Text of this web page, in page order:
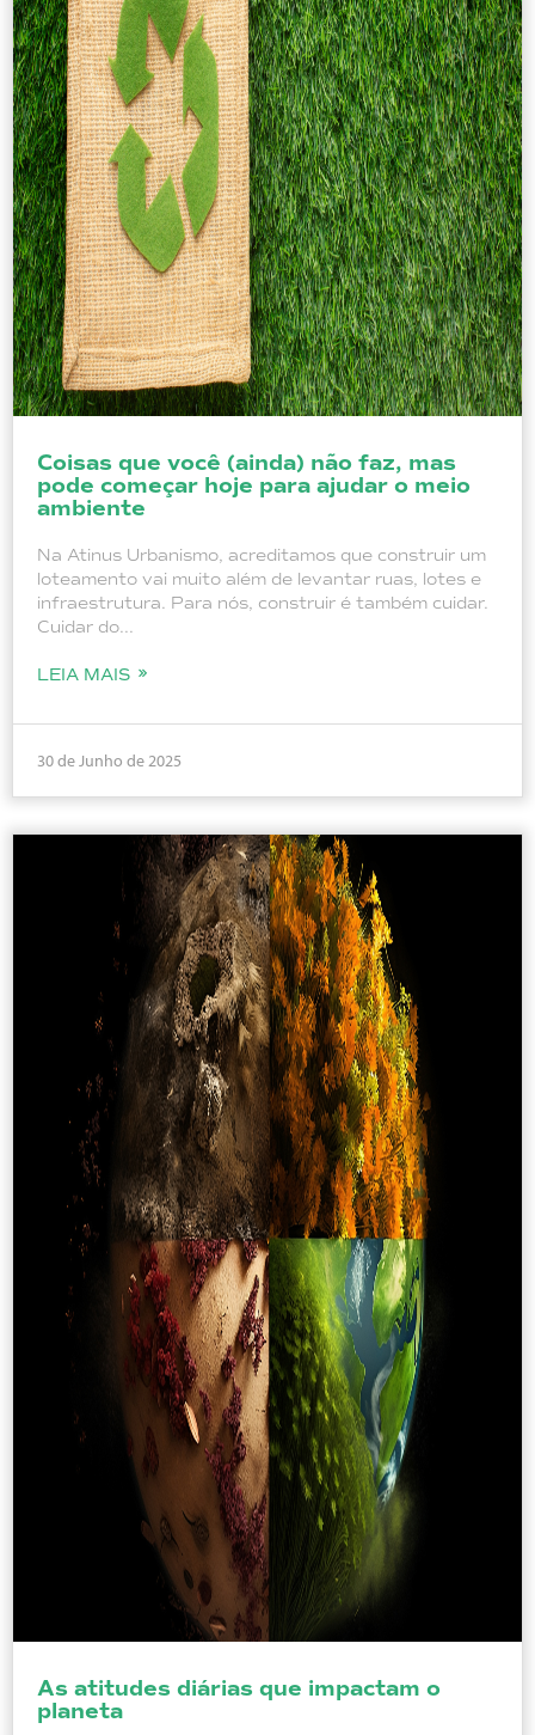
Coisas que você (ainda) não faz, mas
pode começar hoje para ajudar o meio
ambiente
Na Atinus Urbanismo, acreditamos que construir um
loteamento vai muito além de levantar ruas, lotes e
infraestrutura. Para nós, construir é também cuidar.
Cuidar do...
LEIA MAIS
30 de Junho de 2025
As atitudes diárias que impactam o
planeta